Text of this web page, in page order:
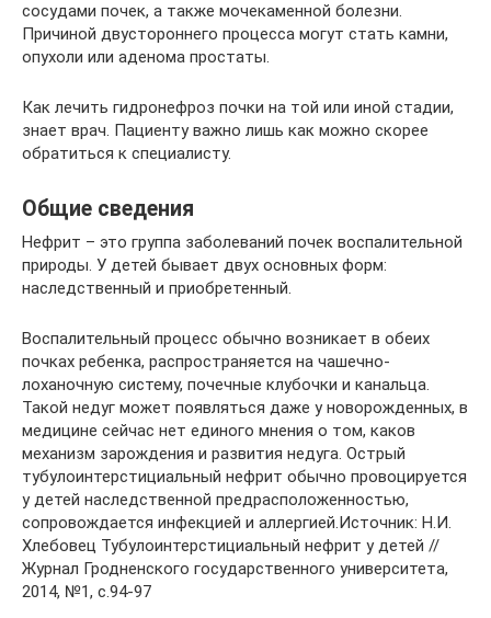
сосудами почек, а также мочекаменной болезни.
Причиной двустороннего процесса могут стать камни,
опухоли или аденома простаты.
Как лечить гидронефроз почки на той или иной стадии,
знает врач. Пациенту важно лишь как можно скорее
обратиться к специалисту.
Общие сведения
Нефрит – это группа заболеваний почек воспалительной
природы. У детей бывает двух основных форм:
наследственный и приобретенный.
Воспалительный процесс обычно возникает в обеих
почках ребенка, распространяется на чашечно-
лоханочную систему, почечные клубочки и канальца.
Такой недуг может появляться даже у новорожденных, в
медицине сейчас нет единого мнения о том, каков
механизм зарождения и развития недуга. Острый
тубулоинтерстициальный нефрит обычно провоцируется
у детей наследственной предрасположенностью,
сопровождается инфекцией и аллергией.Источник: Н.И.
Хлебовец Тубулоинтерстициальный нефрит у детей //
Журнал Гродненского государственного университета,
2014, №1, с.94-97